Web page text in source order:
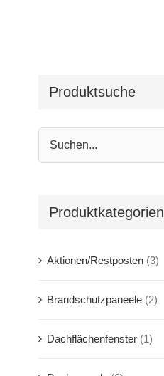
Produktsuche
Produktkategorien
Aktionen/Restposten (3)
Brandschutzpaneele (2)
Dachflächenfenster (1)